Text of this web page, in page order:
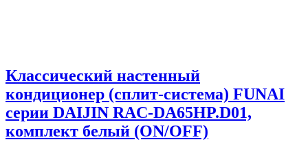
Классический настенный
кондиционер (сплит-система) FUNAI
серии DAIJIN RAC-DA65HP.D01,
комплект белый (ON/OFF)